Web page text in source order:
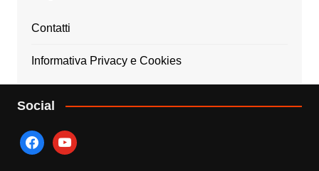
Contatti
Informativa Privacy e Cookies
Social
facebookyoutube